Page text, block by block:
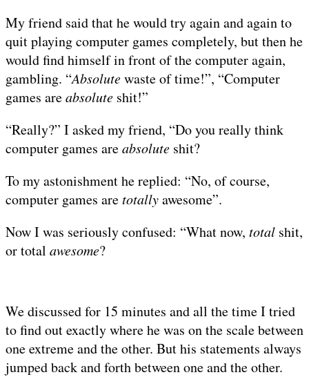
My friend said that he would try again and again to
quit playing computer games completely, but then he
would find himself in front of the computer again,
gambling. “Absolutewaste of time!”, “Computer
games areabsolute shit!”
“Really?” I asked my friend, “Do you really think
computer games areabsolute shit?
To my astonishment he replied: “No, of course,
computer games aretotallyawesome”.
Now I was seriously confused: “What now, total shit,
or total awesome?
We discussed for 15 minutes and all the time I tried
to find out exactly where he was on the scale between
one extreme and the other. But his statements always
jumped back and forth between one and the other.